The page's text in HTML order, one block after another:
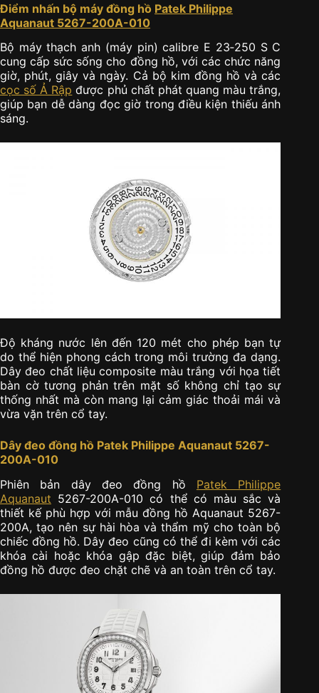
Điểm nhấn bộ máy đồng hồ Patek Philippe
Aquanaut 5267-200A-010
Bộ máy thạch anh (máy pin) calibre E 23‑250 S C
cung cấp sức sống cho đồng hồ, với các chức năng
giờ, phút, giây và ngày. Cả bộ kim đồng hồ và các
cọc số Ả Rập được phủ chất phát quang màu trắng,
giúp bạn dễ dàng đọc giờ trong điều kiện thiếu ánh
sáng.
Độ kháng nước lên đến 120 mét cho phép bạn tự
do thể hiện phong cách trong môi trường đa dạng.
Dây đeo chất liệu composite màu trắng với họa tiết
bàn cờ tương phản trên mặt số không chỉ tạo sự
thống nhất mà còn mang lại cảm giác thoải mái và
vừa vặn trên cổ tay.
Dây đeo đồng hồ Patek Philippe Aquanaut 5267-
200A-010
Phiên bản dây đeo đồng hồ Patek Philippe
Aquanaut 5267-200A-010 có thể có màu sắc và
thiết kế phù hợp với mẫu đồng hồ Aquanaut 5267-
200A, tạo nên sự hài hòa và thẩm mỹ cho toàn bộ
chiếc đồng hồ. Dây đeo cũng có thể đi kèm với các
khóa cài hoặc khóa gập đặc biệt, giúp đảm bảo
đồng hồ được đeo chặt chẽ và an toàn trên cổ tay.